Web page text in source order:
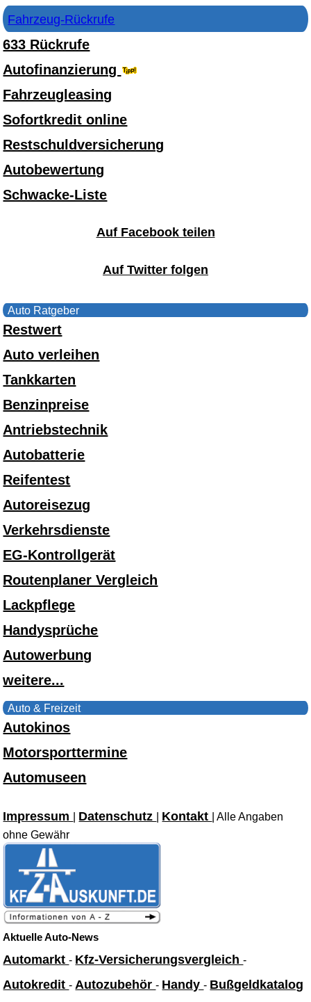
Fahrzeug-Rückrufe
633 Rückrufe
Autofinanzierung
Fahrzeugleasing
Sofortkredit online
Restschuldversicherung
Autobewertung
Schwacke-Liste
Auf Facebook teilen
Auf Twitter folgen
Auto Ratgeber
Restwert
Auto verleihen
Tankkarten
Benzinpreise
Antriebstechnik
Autobatterie
Reifentest
Autoreisezug
Verkehrsdienste
EG-Kontrollgerät
Routenplaner Vergleich
Lackpflege
Handysprüche
Autowerbung
weitere...
Auto & Freizeit
Autokinos
Motorsporttermine
Automuseen
Impressum Datenschutz Kontakt
| Alle Angaben
ohne Gewähr
Aktuelle Auto-News
Automarkt- Kfz-Versicherungsvergleich-
Autokredit- Autozubehör- Handy- Bußgeldkatalog